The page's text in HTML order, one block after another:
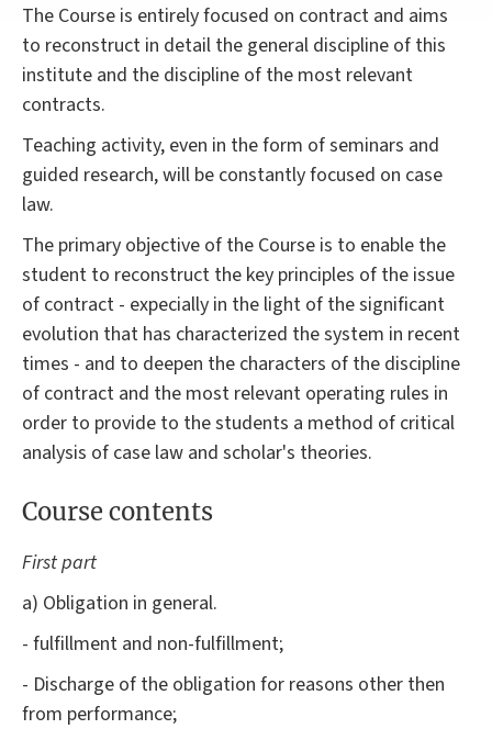
The Course is entirely focused on contract and aims
to reconstruct in detail the general discipline of this
institute and the discipline of the most relevant
contracts.
Teaching activity, even in the form of seminars and
guided research, will be constantly focused on case
law.
The primary objective of the Course is to enable the
student to reconstruct the key principles of the issue
of contract - expecially in the light of the significant
evolution that has characterized the system in recent
times - and to deepen the characters of the discipline
of contract and the most relevant operating rules in
order to provide to the students a method of critical
analysis of case law and scholar's theories.
Course contents
First part
a) Obligation in general.
- fulfillment and non-fulfillment;
- Discharge of the obligation for reasons other then
from performance;